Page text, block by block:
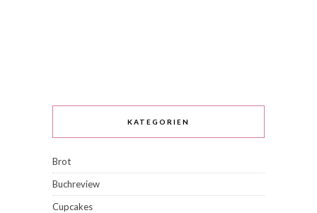
KATEGORIEN
Brot
Buchreview
Cupcakes